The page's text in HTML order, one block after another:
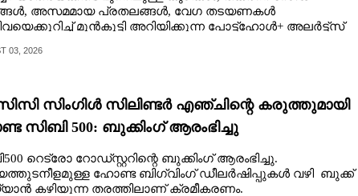
അസമമായ പ്രതലങ്ങൾ, വേഗ തടയണകൾ
മുൻകൂട്ടി അറിയിക്കുന്ന പോട്ട്‌ഹോൾ+ അലർട്ട്സ്
03, 2026
സിസി സിംഗിള്‍ സിലിണ്ടര്‍ എഞ്ചിന്റെ കരുത്തുമായി
സിബി 500: ബുക്കിംഗ് ആരംഭിച്ചു
റെട്രോ റോഡ്സ്റ്ററിന്റെ ബുക്കിംഗ് ആരംഭിച്ചു.
ഹോണ്ട ബിഗ്‌വിംഗ് ഡീലര്‍ഷിപ്പുകള്‍ വഴി ബുക്ക്
കഴിയുന്ന തരത്തിലാണ് ക്രമീകരണം.